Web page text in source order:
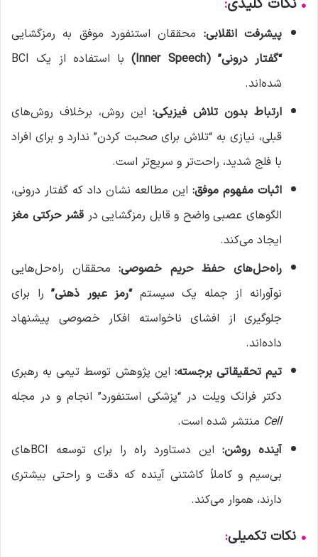
• نکات کلیدی:
پیشرفت انقلابی: محققان استنفورد موفق به رمزگشایی
“گفتار درونی” (Inner Speech)
با استفاده از یک BCI
شده‌اند.
ارتباط بدون تلاش فیزیکی: این روش، برخلاف روش‌های
قبلی، نیازی به “تلاش برای صحبت کردن” ندارد و برای افراد
با فلج شدید، راحت‌تر و سریع‌تر است.
اثبات مفهوم موفق: این مطالعه نشان داد که گفتار درونی،
الگوهای عصبی واضح و قابل رمزگشایی در قشر حرکتی مغز
ایجاد می‌کند.
راه‌حل‌های حفظ حریم خصوصی:محققان راه‌حل‌هایی
نوآورانه از جمله یک سیستم“رمز عبور ذهنی”را برای
جلوگیری از افشای ناخواسته افکار خصوصی پیشنهاد
داده‌اند.
تیم تحقیقاتی برجسته: این پژوهش توسط تیمی به رهبری
دکتر فرانک ویلت در “پزشکی استنفورد” انجام و در مجله
Cell منتشر شده است.
آینده روشن:
این دستاورد راه را برای توسعه BCIهای
بی‌سیم و کاملاً کاشتنی آینده که دقت و راحتی بیشتری
دارند، هموار می‌کند.
• نکات تکمیلی: